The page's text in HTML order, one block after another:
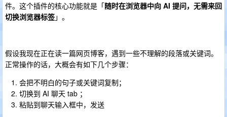
件。这个插件的核心功能就是「随时在浏览器中向 AI 提问，无需来回
切换浏览器标签」。
假设我现在正在读一篇网页博客，遇到一些不理解的段落或关键词。
正常操作的话，大概会有如下几个步骤：
会把不明白的句子或关键词复制；
切换到 AI 聊天 tab ；
粘贴到聊天输入框中，发送